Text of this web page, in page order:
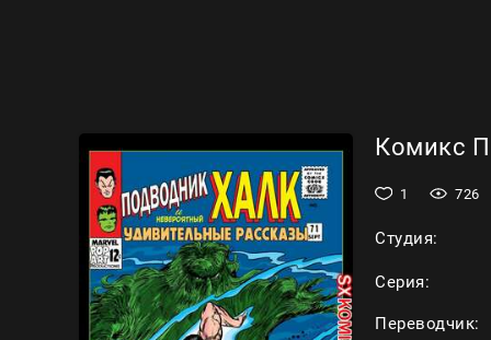
Комикс
1 726
Студия:
Серия:
Переводчик: